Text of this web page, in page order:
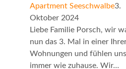
Apartment Seeschwalbe3.
Oktober 2024
Liebe Familie Porsch, wir
nun das 3. Mal in einer
Wohnungen und fühlen uns
immer wie zuhause. Wir…